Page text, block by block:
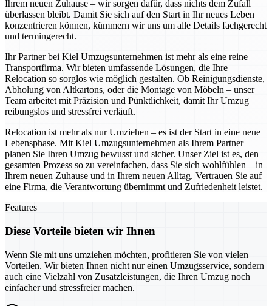
Ihrem neuen Zuhause – wir sorgen dafür, dass nichts dem Zufall
überlassen bleibt. Damit Sie sich auf den Start in Ihr neues Leben
konzentrieren können, kümmern wir uns um alle Details fachgerecht
und termingerecht.
Ihr Partner bei Kiel Umzugsunternehmen ist mehr als eine reine
Transportfirma. Wir bieten umfassende Lösungen, die Ihre
Relocation so sorglos wie möglich gestalten. Ob Reinigungsdienste,
Abholung von Altkartons, oder die Montage von Möbeln – unser
Team arbeitet mit Präzision und Pünktlichkeit, damit Ihr Umzug
reibungslos und stressfrei verläuft.
Relocation ist mehr als nur Umziehen – es ist der Start in eine neue
Lebensphase. Mit Kiel Umzugsunternehmen als Ihrem Partner
planen Sie Ihren Umzug bewusst und sicher. Unser Ziel ist es, den
gesamten Prozess so zu vereinfachen, dass Sie sich wohlfühlen – in
Ihrem neuen Zuhause und in Ihrem neuen Alltag. Vertrauen Sie auf
eine Firma, die Verantwortung übernimmt und Zufriedenheit leistet.
Features
Diese Vorteile bieten wir Ihnen
Wenn Sie mit uns umziehen möchten, profitieren Sie von vielen
Vorteilen. Wir bieten Ihnen nicht nur einen Umzugsservice, sondern
auch eine Vielzahl von Zusatzleistungen, die Ihren Umzug noch
einfacher und stressfreier machen.